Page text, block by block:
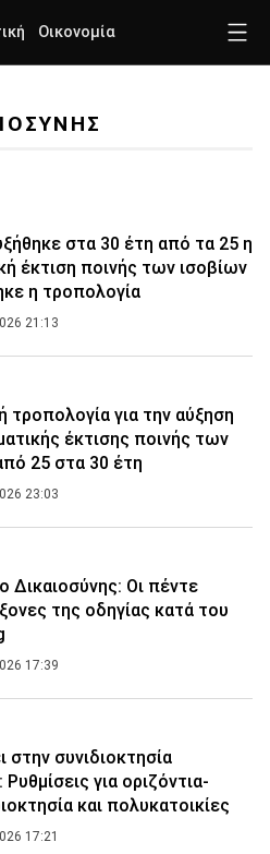
Οικονομία
στα 30 έτη από τα 25 η
έκτιση ποινής των ισοβίων
η τροπολογία
21:13
τροπολογία για την αύξηση
έκτισης ποινής των
25 στα 30 έτη
23:03
Δικαιοσύνης: Οι πέντε
της οδηγίας κατά του
17:39
στην συνιδιοκτησία
για οριζόντια-
και πολυκατοικίες
17:21